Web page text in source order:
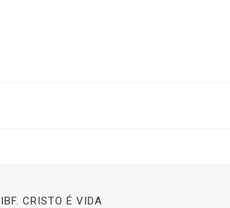
IBF. CRISTO É VIDA